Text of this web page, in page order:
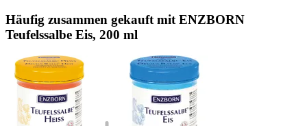
Häufig zusammen gekauft mit ENZBORN
Teufelssalbe Eis, 200 ml